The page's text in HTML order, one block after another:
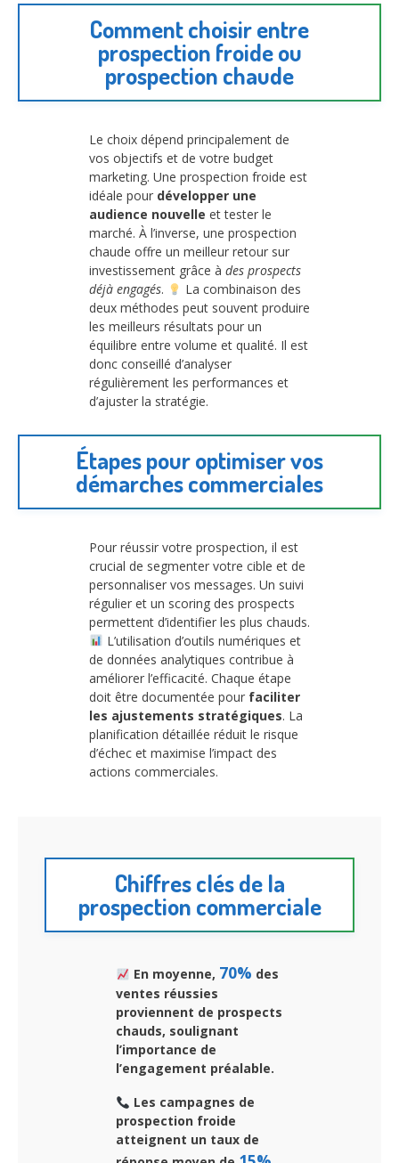
Comment choisir entre
prospection froide ou
prospection chaude
Le choix dépend principalement de
vos objectifs et de votre budget
marketing. Une prospection froide est
idéale pour développer une
audience nouvelle et tester le
marché. À l’inverse, une prospection
chaude offre un meilleur retour sur
investissement grâce à des prospects
déjà engagés.
La combinaison des
deux méthodes peut souvent produire
les meilleurs résultats pour un
équilibre entre volume et qualité. Il est
donc conseillé d’analyser
régulièrement les performances et
d’ajuster la stratégie.
Étapes pour optimiser vos
démarches commerciales
Pour réussir votre prospection, il est
crucial de segmenter votre cible et de
personnaliser vos messages. Un suivi
régulier et un scoring des prospects
permettent d’identifier les plus chauds.
L’utilisation d’outils numériques et
de données analytiques contribue à
améliorer l’efficacité. Chaque étape
doit être documentée pour faciliter
les ajustements stratégiques. La
planification détaillée réduit le risque
d’échec et maximise l’impact des
actions commerciales.
Chiffres clés de la
prospection commerciale
En moyenne, 70% des
ventes réussies
proviennent de prospects
chauds, soulignant
l’importance de
l’engagement préalable.
Les campagnes de
prospection froide
atteignent un taux de